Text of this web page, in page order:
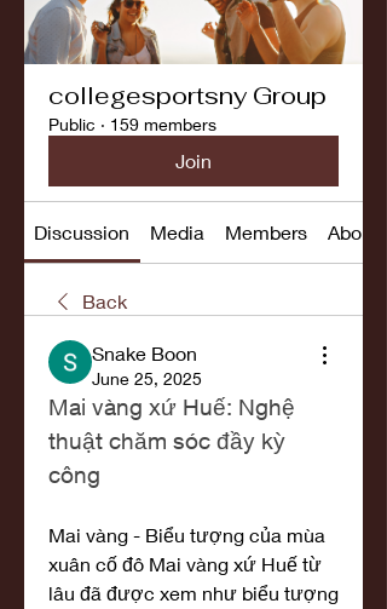
collegesportsny Group
Public · 159 members
Join
Discussion Media Members About
Back
Snake Boon
June 25, 2025
Mai vàng xứ Huế: Nghệ
thuật chăm sóc đầy kỳ
công
Mai vàng - Biểu tượng của mùa
xuân cố đô Mai vàng xứ Huế từ
lâu đã được xem như biểu tượng